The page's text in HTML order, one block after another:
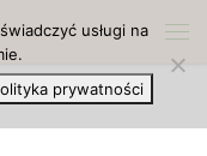
usługi na
prywatności